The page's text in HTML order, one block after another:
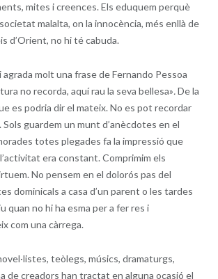
mites i creences. Els eduquem perquè
malalta, on la innocència, més enllà de
d’Orient, no hi té cabuda.
molt una frase de Fernando Pessoa
no recorda, aquí rau la seva bellesa».De la
es podria dir el mateix. No es pot recordar
guardem un munt d’anècdotes en el
totes plegades fa la impressió que
era constant. Comprimim els
No pensem en el dolorós pas del
dominicals a casa d’un parent o les tardes
quan no hi ha esma per a fer res i
com una càrrega.
teòlegs, músics, dramaturgs,
de creadors han tractat en alguna ocasió el